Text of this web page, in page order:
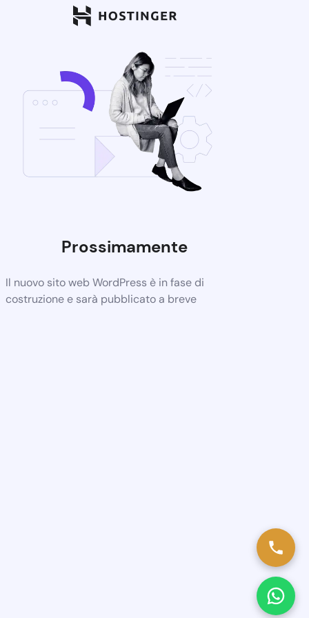
Prossimamente
Il nuovo sito web WordPress è in fase di
costruzione e sarà pubblicato a breve